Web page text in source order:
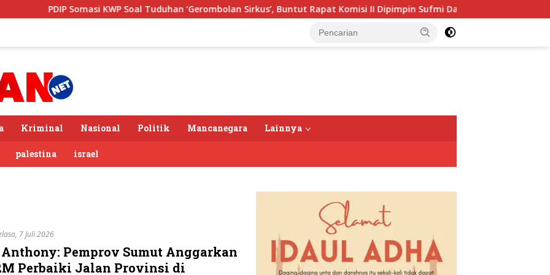
PDIP Somasi KWP Soal Tuduhan ‘Gerombolan Sirkus’, Buntut Rapat Komisi II Dipimpin Sufmi Dasco Ahmad
Kriminal Nasional Politik Mancanegara Lainnya
palestina israel
7 Juli 2026
Pemprov Sumut Anggarkan
Perbaiki Jalan Provinsi di